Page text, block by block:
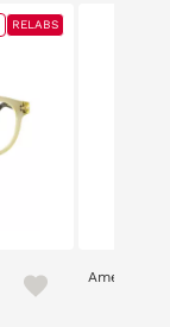
RELABS
American